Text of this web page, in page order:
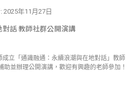
2025年11月27日
話 教師社群公開演講
立「通識融通：永續浪潮與在地對話」教師
助並辦理公開演講，歡迎有興趣的老師參加！